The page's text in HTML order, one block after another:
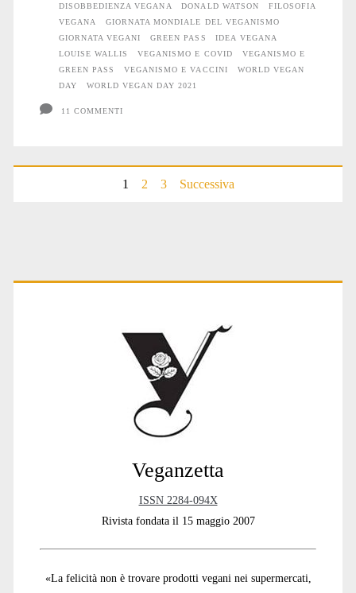
DISOBBEDIENZA VEGANA
DONALD WATSON
FILOSOFIA
VEGANA
GIORNATA MONDIALE DEL VEGANISMO
GIORNATA VEGANI
GREEN PASS
IDEA VEGANA
LOUISE WALLIS
VEGANISMO E COVID
VEGANISMO E
GREEN PASS
VEGANISMO E VACCINI
WORLD VEGAN
DAY
WORLD VEGAN DAY 2021
11 COMMENTI
Paginazione
1 2 3 Successiva
Primary
Veganzetta
ISSN 2284-094X
Rivista fondata il 15 maggio 2007
«La felicità non è trovare prodotti vegani nei supermercati,